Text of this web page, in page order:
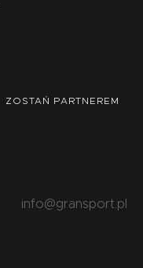
ZOSTAŃ PARTNEREM
info@gransport.pl